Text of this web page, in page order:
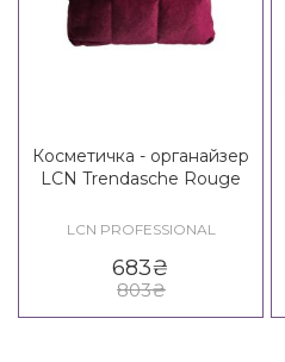
Косметичка - органайзер
LCN Trendasche Rouge
LCN PROFESSIONAL
683₴
803₴